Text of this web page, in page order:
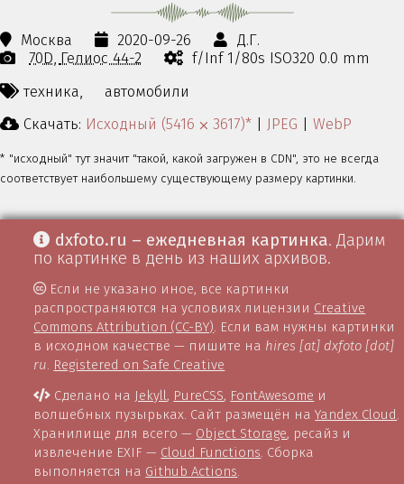
Москва 2020-09-26
Д.Г.
70D Гелиос 44-2
f/Inf 1/80s ISO320 0.0 mm
техника,
автомобили
Скачать: Исходный (5416 ⨉ 3617)* JPEG WebP
* "исходный" тут значит "такой, какой загружен в CDN", это не всегда
соответствует наибольшему существующему размеру картинки.
dxfoto.ru – ежедневная картинка. Дарим
по картинке в день из наших архивов.
Если не указано иное, все картинки
распространяются на условиях лицензии Creative
Commons Attribution (CC-BY). Если вам нужны картинки
в исходном качестве — пишите на hires [at] dxfoto [dot]
ru. Registered on Safe Creative
Сделано на Jekyll, PureCSS, FontAwesome и
волшебных пузырьках. Сайт размещён наYandex Cloud.
Хранилище для всего — Object Storage, ресайз и
извлечение EXIF — Cloud Functions. Сборка
выполняется на Github Actions.